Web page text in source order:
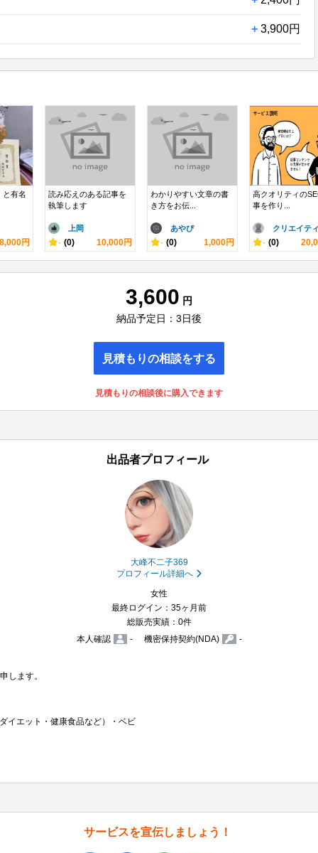
+ 3,900円
と有名
8,000円
読み応えのある記事を
執筆します
上岡
- (0) 10,000円
わかりやすい文章の書
き方をお伝...
あやぴ
- (0) 1,000円
高クオリティの
事を作り...
クリエイテ
- (0)
3,600 円
納品予定日：3日後
見積もりの相談をする
見積もりの相談後に購入できます
出品者プロフィール
大峰不二子369
プロフィール詳細へ
女性
最終ログイン：35ヶ月前
総販売実績：0件
本人確認
- 機密保持契約(NDA) -
します。
イエット・健康食品など）・ベビ
サービスを宣伝しましょう！